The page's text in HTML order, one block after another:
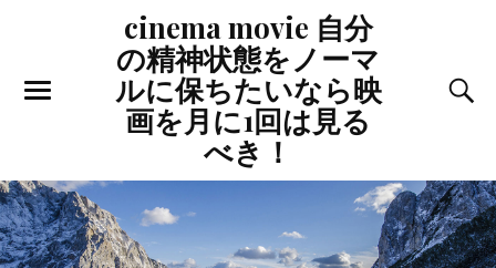
cinema movie 自分
の精神状態をノーマ
ルに保ちたいなら映
画を月に1回は見る
べき！